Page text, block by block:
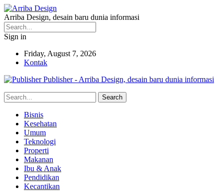
Arriba Design, desain baru dunia informasi
Sign in
Friday, August 7, 2026
Kontak
Publisher - Arriba Design, desain baru dunia informasi
Bisnis
Kesehatan
Umum
Teknologi
Properti
Makanan
Ibu & Anak
Pendidikan
Kecantikan